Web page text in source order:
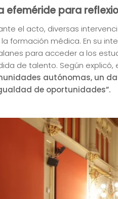
efeméride para
el acto, diversas
formación médica. En su
para acceder a los
de talento. Según explicó,
autónomas, un
de oportunidades”.